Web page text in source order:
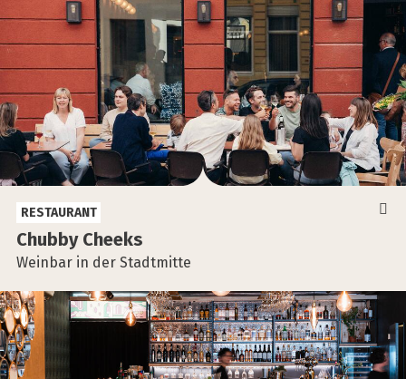
Chub­by Cheeks
Weinbar in der Stadtmitte
RESTAURANT